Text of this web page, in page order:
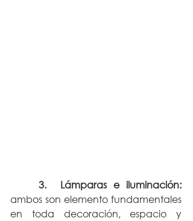
ambos son elemento fundamentales
en toda decoración, espacio y